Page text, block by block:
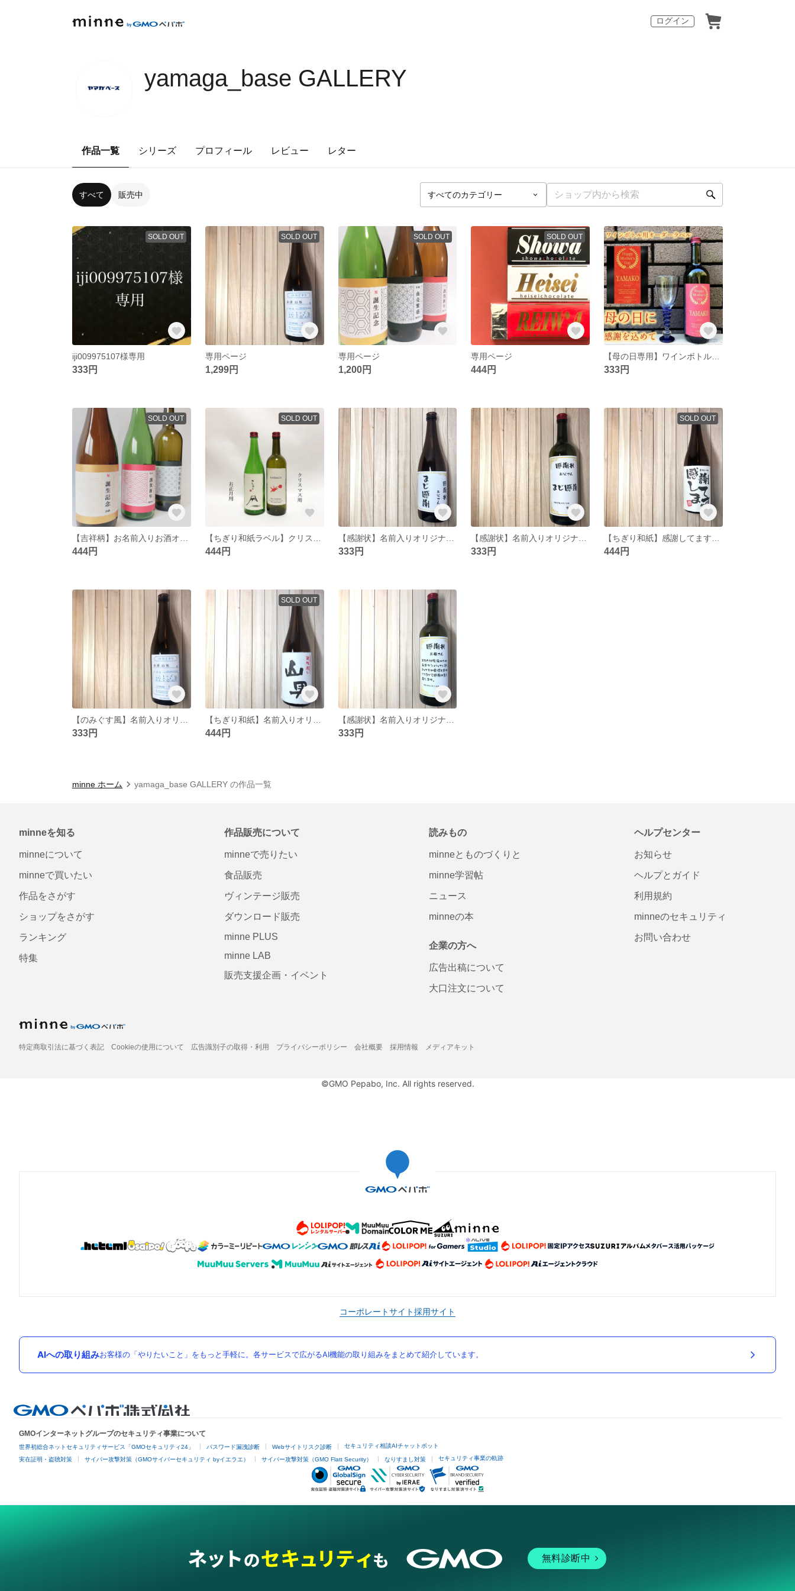
ログイン
yamaga_base GALLERY
作品一覧 シリーズ プロフィール レビュー レター
すべて 販売中
SOLD OUT
iji009975107様専用
333円
SOLD OUT
専用ページ
1,299円
SOLD OUT
専用ページ
1,200円
SOLD OUT
専用ページ
444円 333円
SOLD OUT
444円
SOLD OUT
444円 333円 333円
SOLD OUT
444円
333円
SOLD OUT
444円 333円
minne ホーム yamaga_base GALLERY の作品一覧
minneを知る
minneについて
minneで買いたい
作品をさがす
ショップをさがす
ランキング
特集
作品販売について
minneで売りたい
食品販売
ヴィンテージ販売
ダウンロード販売
minne PLUS
minne LAB
販売支援企画・イベント
読みもの
minneとものづくりと
minne学習帖
ニュース
minneの本
企業の方へ
広告出稿について
大口注文について
ヘルプセンター
お知らせ
ヘルプとガイド
利用規約
minneのセキュリティ
お問い合わせ
特定商取引法に基づく表記 Cookieの使用について 広告識別子の取得・利用 プライバシーポリシー 会社概要 採用情報 メディアキット
©GMO Pepabo, Inc. All rights reserved.
コーポレートサイト採用サイト
AIへの取り組みお客様の「やりたいこと」をもっと手軽に。各サービスで広がるAI機能の取り組みをまとめて紹介しています。
GMOインターネットグループのセキュリティ事業について
世界初総合ネットセキュリティサービス「GMOセキュリティ24」 パスワード漏洩診断 Webサイトリスク診断 セキュリティ相談AIチャットボット
実在証明・盗聴対策 サイバー攻撃対策（GMOサイバーセキュリティ byイエラエ） サイバー攻撃対策（GMO Flatt Security） なりすまし対策 セキュリティ事業の軌跡
無料診断中